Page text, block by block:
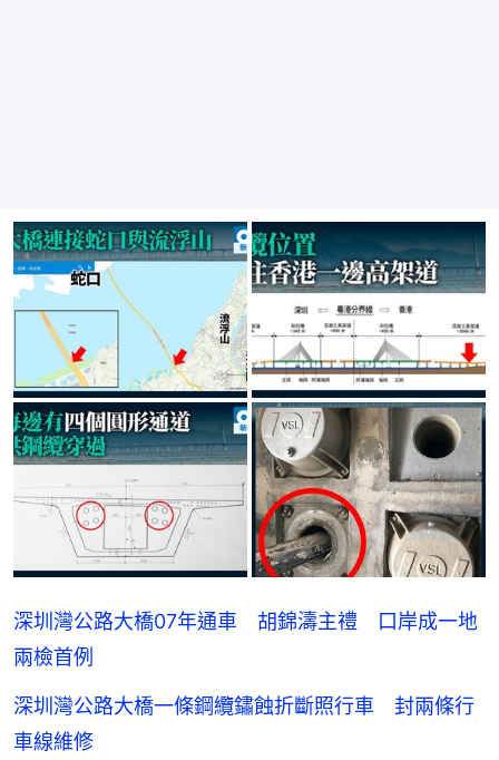
深圳灣公路大橋07年通車 胡錦濤主禮 口岸成一地
兩檢首例
深圳灣公路大橋一條鋼纜鏽蝕折斷照行車 封兩條行
車線維修